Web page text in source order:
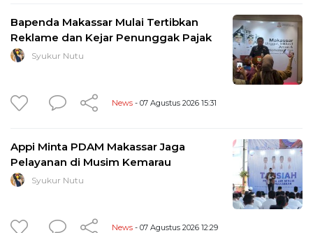
Bapenda Makassar Mulai Tertibkan
Reklame dan Kejar Penunggak Pajak
Syukur Nutu
News - 07 Agustus 2026 15:31
Appi Minta PDAM Makassar Jaga
Pelayanan di Musim Kemarau
Syukur Nutu
News - 07 Agustus 2026 12:29